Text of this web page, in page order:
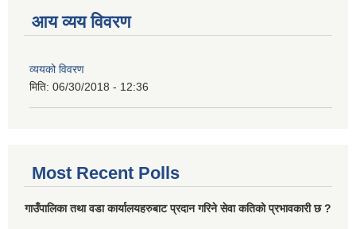
आय व्यय विवरण
व्ययको विवरण
मिति: 06/30/2018 - 12:36
Most Recent Polls
गाउँपालिका तथा वडा कार्यालयहरुबाट प्रदान गरिने सेवा कतिको प्रभावकारी छ ?